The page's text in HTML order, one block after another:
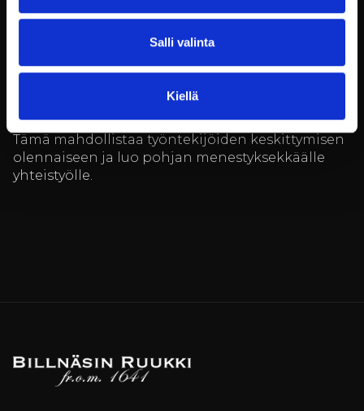
Salli valinta
Kiellä
ja palveluita monin eri tavoin. Olipa kyseessä
sitten tuotejulkistus, asiakastapaaminen tai
tarjoaa ympäristön, joka tukee työhyvinvointia ja
edistää yrityksen tavoitteiden saavuttamista.
Tämä mahdollistaa työntekijöiden keskittymisen
olennaiseen ja luo pohjan menestyksekkäälle
yhteistyölle.